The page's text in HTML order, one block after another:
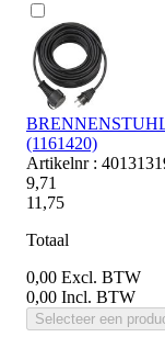
BRENNENSTUHL
(1161420)
Artikelnr :
9,71
11,75
Totaal
0,00 Excl. BTW
0,00 Incl. BTW
Selecteer een